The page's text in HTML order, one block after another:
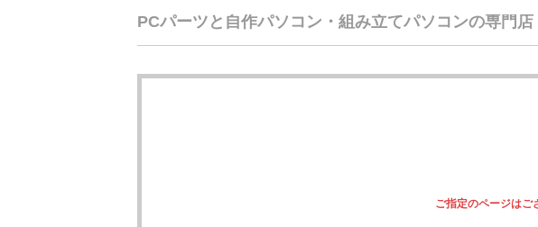
PCパーツと自作パソコン・組み立てパソコンの専門
ご指定のページはご